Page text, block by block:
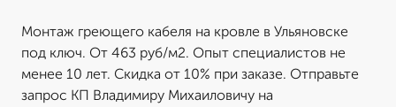
Монтаж греющего кабеля на кровле в Ульяновске
под ключ. От 463 руб/м2. Опыт специалистов не
менее 10 лет. Скидка от 10% при заказе. Отправьте
запрос КП Владимиру Михаиловичу на